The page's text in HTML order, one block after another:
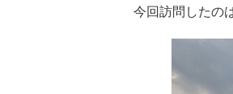
今回訪問したの